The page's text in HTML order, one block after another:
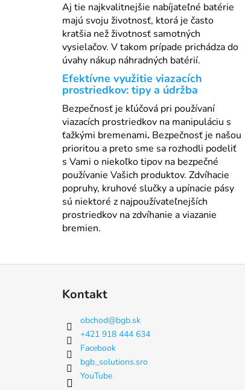
Aj tie najkvalitnejšie nabíjateľné batérie
majú svoju životnosť, ktorá je často
kratšia než životnosť samotných
vysielačov. V takom prípade prichádza do
úvahy nákup náhradných batérií.
Efektívne využitie viazacích
prostriedkov: tipy a údržba
Bezpečnosť je kľúčová pri používaní
viazacích prostriedkov na manipuláciu s
ťažkými bremenami. Bezpečnosť je našou
prioritou a preto sme sa rozhodli podeliť
s Vami o niekoľko tipov na bezpečné
používanie Vašich produktov. Zdvíhacie
popruhy, kruhové slučky a upínacie pásy
sú niektoré z najpoužívateľnejších
prostriedkov na zdvíhanie a viazanie
bremien.
Kontakt
obchod@bgb.sk
+421 918 444 634
Facebook
bgb_solutions.sro
YouTube